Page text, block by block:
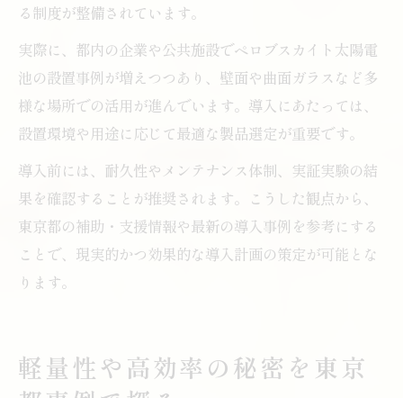
る制度が整備されています。
実際に、都内の企業や公共施設でペロブスカイト太陽電
池の設置事例が増えつつあり、壁面や曲面ガラスなど多
様な場所での活用が進んでいます。導入にあたっては、
設置環境や用途に応じて最適な製品選定が重要です。
導入前には、耐久性やメンテナンス体制、実証実験の結
果を確認することが推奨されます。こうした観点から、
東京都の補助・支援情報や最新の導入事例を参考にする
ことで、現実的かつ効果的な導入計画の策定が可能とな
ります。
軽量性や高効率の秘密を東京